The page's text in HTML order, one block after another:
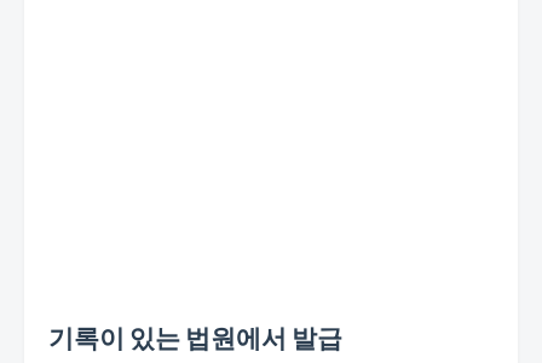
기록이 있는 법원에서 발급